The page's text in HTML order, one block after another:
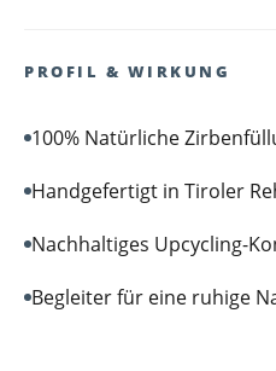
PROFIL & WIRKUNG
100% Natürliche
Handgefertigt in Tiroler
Nachhaltiges Upcycling-
Begleiter für eine ruhige